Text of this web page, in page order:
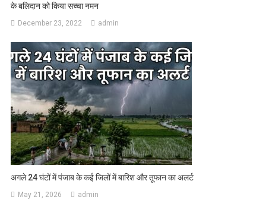
के बलिदान को किया सच्चा नमन
December 23, 2022 admin
अगले 24 घंटों में पंजाब के कई जिलों में बारिश और तूफान का अलर्ट
May 21, 2026 admin